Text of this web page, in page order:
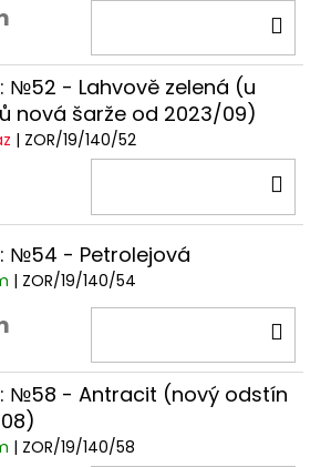
№52 - Lahvově zelená (u
nová šarže od 2023/09)
| ZOR/19/140/52
№54 - Petrolejová
| ZOR/19/140/54
№58 - Antracit (nový odstín
| ZOR/19/140/58